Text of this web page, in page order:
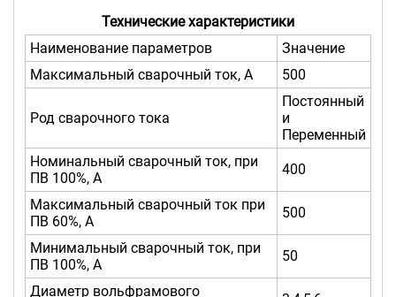
Технические характеристики
Наименование параметров
Значение
Максимальный сварочный ток, А
500
Род сварочного тока
Постоянный
и
Переменный
Номинальный сварочный ток, при
ПВ 100%, А
400
Максимальный сварочный ток при
ПВ 60%, А
500
Минимальный сварочный ток, при
ПВ 100%, А
50
Диаметр вольфрамового